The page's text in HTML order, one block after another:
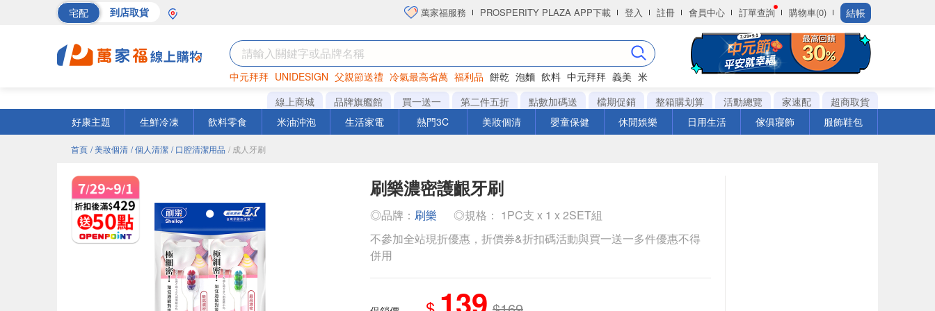
宅配 到店取貨 萬家福服務 PROSPERITY PLAZA APP下載 登入 註冊 會員中心 訂單查詢 購物車(0) 結帳
中元拜拜 UNIDESIGN 父親節送禮 冷氣最高省萬 福利品 餅乾 泡麵 飲料 中元拜拜 義美 米
罐頭 海苔 洋芋片
線上商城 品牌旗艦館 買一送一 第二件五折 點數加碼送 檔期促銷 整箱購划算 活動總覽 家速配
超商取貨
好康主題
生鮮冷凍 飲料零食 米油沖泡 生活家電 熱門3C 美妝個清 嬰童保健 休閒娛樂 日用生活 傢俱寢飾 服飾鞋包
首頁 / 美妝個清 / 個人清潔 / 口腔清潔用品 / 成人牙刷
刷樂濃密護齦牙刷
◎品牌： 刷樂
◎規格： 1PC支 x 1 x 2SET組
不參加全站現折優惠，折價券&折扣碼活動與買一送一多件優惠不得
併用
139